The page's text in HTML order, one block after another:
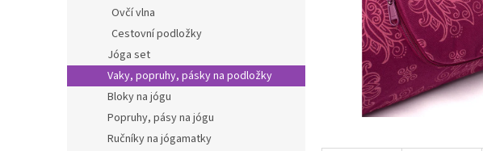
Ovčí vlna
Cestovní podložky
Jóga set
Vaky, popruhy, pásky na podložky
Bloky na jógu
Popruhy, pásy na jógu
Ručníky na jógamatky